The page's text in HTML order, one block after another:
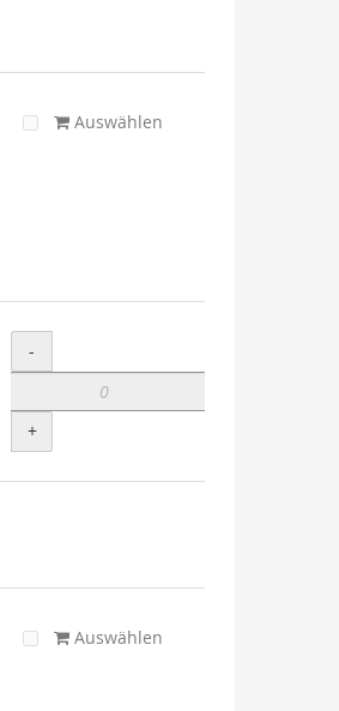
Auswählen
Menge
-
+
Auswählen